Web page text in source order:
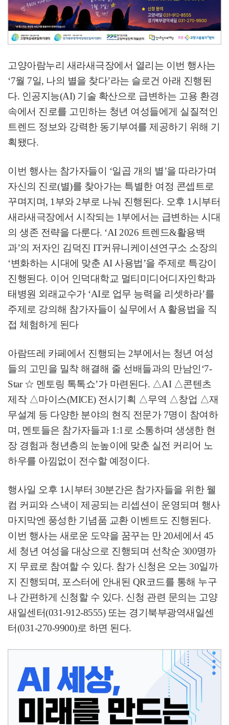
고양아람누리 새라새극장에서 열리는 이번 행사는
‘7월 7일, 나의 별을 찾다’라는 슬로건 아래 진행된
다. 인공지능(AI) 기술 확산으로 급변하는 고용 환경
속에서 진로를 고민하는 청년 여성들에게 실질적인
트렌드 정보와 강력한 동기부여를 제공하기 위해 기
획됐다.
이번 행사는 참가자들이 ‘일곱 개의 별’을 따라가며
자신의 진로(별)를 찾아가는 특별한 여정 콘셉트로
꾸며지며, 1 부와 2부로 나눠 진행된다. 오후 1 시부터
새라새극장에서 시작되는 1부에서는 급변하는 시대
의 생존 전략을 다룬다. ‘AI 2026 트렌드&활용백
과’의 저자인 김덕진 IT커뮤니케이션연구소 소장의
‘변화하는 시대에 맞춘 AI 사용법’을 주제로 특강이
진행된다. 이어 인덕대학교 멀티미디어디자인학과
태병원 외래교수가 ‘AI로 업무 능력을 리셋하라’를
주제로 강의해 참가자들이 실무에서 A 활용법을 직
접 체험하게 된다
아람뜨레 카페에서 진행되는 2부에서는 청년 여성
들의 고민을 밀착 해결해 줄 선배들과의 만남인‘7-
Star☆ 멘토링 톡톡쇼’가 마련된다. △AI △콘텐츠
제작 △마이스(MICE) 전시기획 △무역 △창업 △재
무설계 등 다양한 분야의 현직 전문가 7명이 참여하
며, 멘토들은 참가자들과 1:1 로 소통하며 생생한 현
장 경험과 청년층의 눈높이에 맞춘 실전 커리어 노
하우를 아낌없이 전수할 예정이다.
행사일 오후 1시부터 30분간은 참가자들을 위한 웰
컴 커피와 스낵이 제공되는 리셉션이 운영되며 행사
마지막엔 풍성한 기념품 교환 이벤트도 진행된다.
이번 행사는 새로운 도약을 꿈꾸는 만 20세에서 45
세 청년 여성을 대상으로 진행되며 선착순 300명까
지 무료로 참여할 수 있다. 참가 신청은 오는 30일까
지 진행되며, 포스터에 안내된 QR 코드를 통해 누구
나 간편하게 신청할 수 있다. 신청 관련 문의는 고양
새일센터(031-912-8555) 또는 경기북부광역새일센
터(031-270-9900)로 하면 된다.